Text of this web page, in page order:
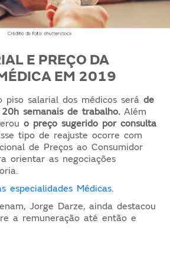
E PREÇO DA
EM 2019
piso salarial dos médicos seráde
semanais de trabalho.Além
o preço sugerido por consulta
tipo de reajuste ocorre com
de Preços ao Consumidor
orientar as negociações
especialidades Médicas.
Jorge Darze, ainda destacou
a remuneração até então e